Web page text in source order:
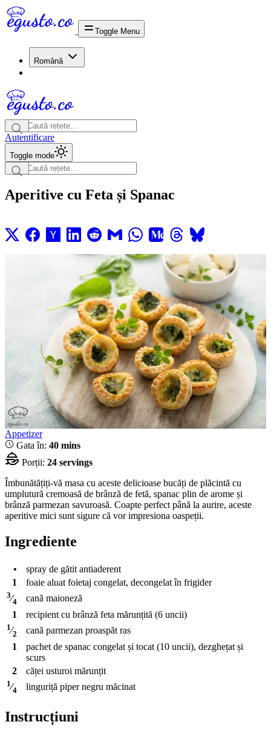
Toggle Menu
Română
Autentificare
Toggle mode
Aperitive cu Feta și Spanac
Appetizer
Gata în: 40 mins
Porții: 24 servings
Îmbunătățiți-vă masa cu aceste delicioase bucăți de plăcintă cu
umplutură cremoasă de brânză de fetă, spanac plin de arome și
brânză parmezan savuroasă. Coapte perfect până la aurire, aceste
aperitive mici sunt sigure că vor impresiona oaspeții.
Ingrediente
•
spray de gătit antiaderent
1
foaie aluat foietaj congelat, decongelat în frigider
3⁄4 cană maioneză
1
recipient cu brânză feta mărunțită (6 uncii)
1⁄2 cană parmezan proaspăt ras
1
pachet de spanac congelat și tocat (10 uncii), dezghețat și
scurs
2
căței usturoi mărunțit
1⁄4 linguriță piper negru măcinat
Instrucțiuni